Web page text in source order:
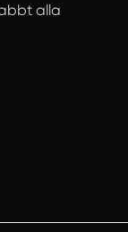
alla